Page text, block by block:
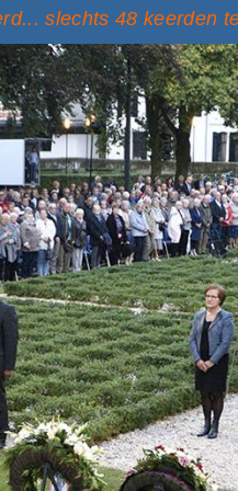
slechts 48 keerden